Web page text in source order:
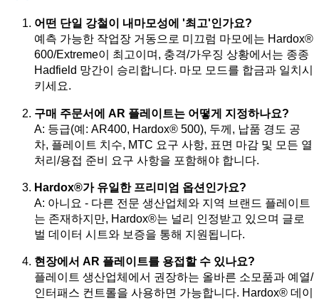
어떤 단일 강철이 내마모성에 '최고'인가요?
예측 가능한 작업장 거동으로 미끄럼 마모에는 Hardox®
600/Extreme이 최고이며, 충격/가우징 상황에서는 종종
Hadfield 망간이 승리합니다. 마모 모드를 합금과 일치시
키세요.
구매 주문서에 AR 플레이트는 어떻게 지정하나요?
A: 등급(예: AR400, Hardox® 500), 두께, 납품 경도 공
차, 플레이트 치수, MTC 요구 사항, 표면 마감 및 모든 열
처리/용접 준비 요구 사항을 포함해야 합니다.
Hardox®가 유일한 프리미엄 옵션인가요?
A: 아니요 - 다른 전문 생산업체와 지역 브랜드 플레이트
는 존재하지만, Hardox®는 널리 인정받고 있으며 글로
벌 데이터 시트와 보증을 통해 지원됩니다.
현장에서 AR 플레이트를 용접할 수 있나요?
플레이트 생산업체에서 권장하는 올바른 소모품과 예열/
인터패스 컨트롤을 사용하면 가능합니다. Hardox® 데이